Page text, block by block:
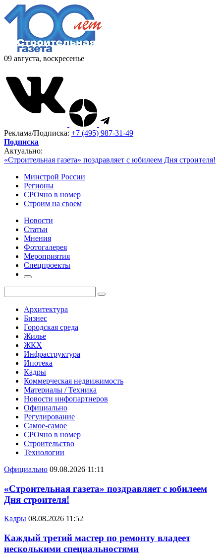
09 августа, воскресенье
Реклама/Подписка: +7 (495) 987-31-49
Подписка
Актуально:
«Строительная газета» поздравляет с юбилеем Дня строителя!
Минстрой России
Регионы
СРОчно в номер
Строим на своем
Новости
Статьи
Мнения
Фотогалерея
Мероприятия
Спецпроекты
Архитектура
Бизнес
Городская среда
Жилье
ЖКХ
Инфраструктура
Ипотека
Кадры
Коммерческая недвижимость
Материалы / Техника
Новости инфопартнеров
Официально
Регулирование
Самое-самое
СРОчно в номер
Строительство
Технологии
Официально 09.08.2026 11:11
«Строительная газета» поздравляет с юбилеем
Дня строителя!
Кадры 08.08.2026 11:52
Каждый третий мастер по ремонту владеет
несколькими специальностями